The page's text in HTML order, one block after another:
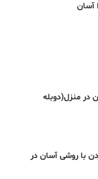
آسان
در منزل(دوبله
با روشی آسان در